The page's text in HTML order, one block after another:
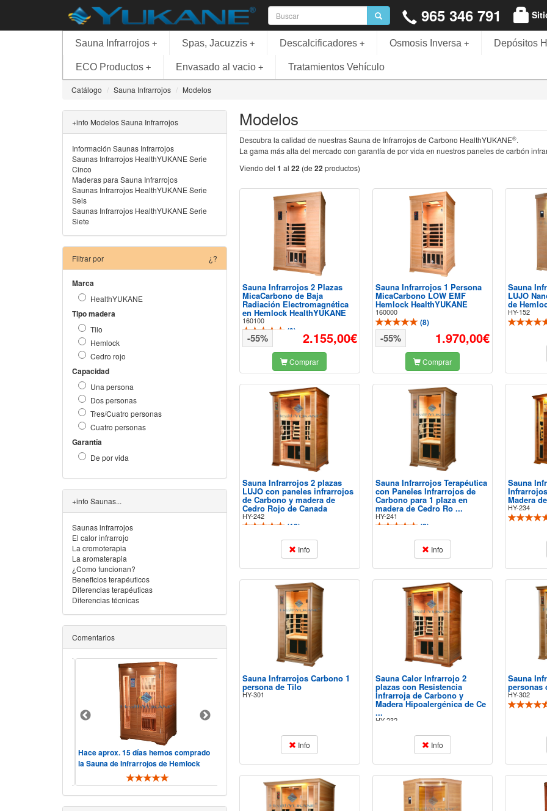
965 346 791
+
Sauna Infrarrojos +
Spas, Jacuzzis +
Descalcificadores +
Osmosis Inversa Depósitos
+
ECO Productos +
Envasado al vacio Tratamientos Vehículo
Catálogo Sauna Infrarrojos Modelos
Modelos
Descubra la calidad de nuestras Sauna de Infrarrojos de Carbono HealthYUKANE®.
La gama más alta del mercado con garantía de por vida en nuestros paneles de carbón
Viendo del 1 al 22 (de 22productos)
Sauna Infrarrojos 2 Plazas
MicaCarbono de Baja
Radiación Electromagnética
en Hemlock HealthYUKANE
160100
(9) 2.155,00€
-55%
Comprar
Sauna Infrarrojos 1 Persona
MicaCarbono LOW EMF
Hemlock HealthYUKANE
160000
(8)
1.970,00€
-55%
Comprar
Sauna
LUJO
de
HY-152
Sauna Infrarrojos 2 plazas
LUJO con paneles infrarrojos
de Carbono y madera de
Cedro Rojo de Canada
HY-242
(13)
Info
Sauna Infrarrojos Terapéutica
con Paneles Infrarrojos de
Carbono para 1 plaza en
madera de Cedro Ro ...
HY-241
(2)
Info
Sauna
Madera
HY-234
Sauna Infrarrojos Carbono 1
persona de Tilo
HY-301
Info
Sauna Calor Infrarrojo 2
plazas con Resistencia
Infrarroja de Carbono y
Madera Hipoalergénica de Ce
...
HY-232
Info
Sauna
personas
HY-302
+info Modelos Sauna Infrarrojos
Información Saunas Infrarrojos
Saunas Infrarrojos HealthYUKANE Serie
Cinco
Maderas para Sauna Infrarrojos
Saunas Infrarrojos HealthYUKANE Serie
Seis
Saunas Infrarrojos HealthYUKANE Serie
Siete
Filtrar por ¿?
Marca
HealthYUKANE
Tipo madera
Tilo
Hemlock
Cedro rojo
Capacidad
Una persona
Dos personas
Tres/Cuatro personas
Cuatro personas
Garantía
De por vida
+info Saunas...
Saunas infrarrojos
El calor infrarrojo
La cromoterapia
La aromaterapia
¿Como funcionan?
Beneficios terapéuticos
Diferencias terapéuticas
Diferencias técnicas
Comentarios
Hace aprox. 15 días hemos comprado
la Sauna de Infrarrojos de Hemlock
HealthYUKANE. El servicio ha s ..
La sauna HealthYUKANE cumple todo
lo ofrecido en su publicidad. Se ajusta
perfectamente a lo que des ..
Recientemente hemos comprado un
Sauna Infrarojo para 2 personas en
Hemlock y realmente es un excelen ..
Esta
mejor es
el cual,